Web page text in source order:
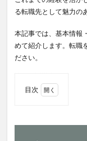
る転職先として魅力の
本記事では、基本情報
めて紹介します。転職
ださい。
目次